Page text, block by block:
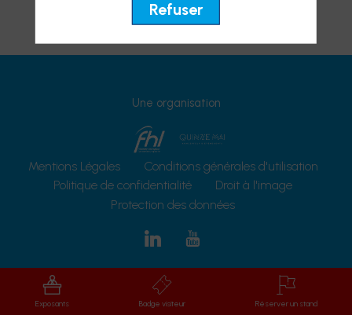
Une organisation
Mentions Légales
Conditions générales d'utilisation
Politique de confidentialité
Droit à l'image
Protection des données
Exposants Badge visiteur Réserver un stand
Refuser